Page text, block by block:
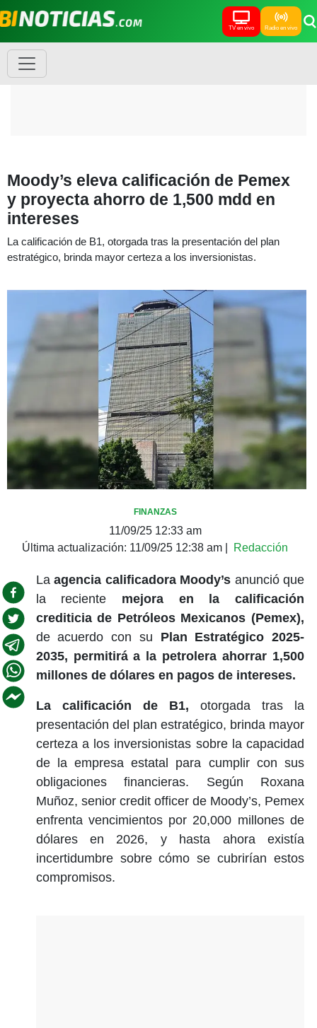
TV en vivo Radio en vivo
Moody’s eleva calificación de Pemex
y proyecta ahorro de 1,500 mdd en
intereses
La calificación de B1, otorgada tras la presentación del plan
estratégico, brinda mayor certeza a los inversionistas.
FINANZAS
11/09/25 12:33 am
Última actualización: 11/09/25 12:38 am Redacción
Laagencia calificadora Moody’s anunció que
la reciente mejora en la calificación
crediticia de Petróleos Mexicanos (Pemex),
de acuerdo con su Plan Estratégico 2025-
2035, permitirá a la petrolera ahorrar 1,500
millones de dólares en pagos de intereses.
La calificación de B1, otorgada tras la
presentación del plan estratégico, brinda mayor
certeza a los inversionistas sobre la capacidad
de la empresa estatal para cumplir con sus
obligaciones financieras. Según Roxana
Muñoz, senior credit officer de Moody’s, Pemex
enfrenta vencimientos por 20,000 millones de
dólares en 2026, y hasta ahora existía
incertidumbre sobre cómo se cubrirían estos
compromisos.